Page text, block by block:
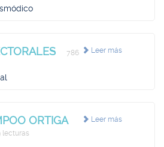
Leer más
786
Leer más
ORTIGA
lecturas